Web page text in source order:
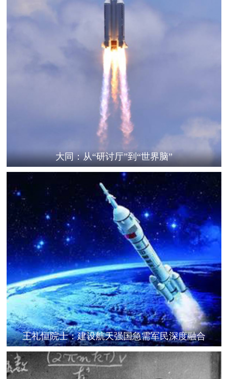
大同：从“研讨厅”到“世界脑”
王礼恒院士：建设航天强国急需军民深度融合